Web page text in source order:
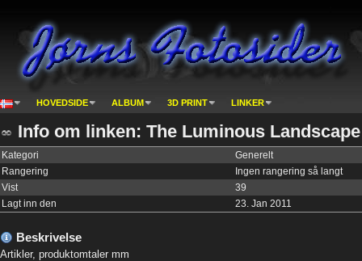
HOVEDSIDE ALBUM 3D PRINT LINKER
Info om linken: The Luminous Landscape
Kategori
Generelt
Rangering
Ingen rangering så langt
Vist
39
Lagt inn den
23. Jan 2011
Beskrivelse
Artikler, produktomtaler mm